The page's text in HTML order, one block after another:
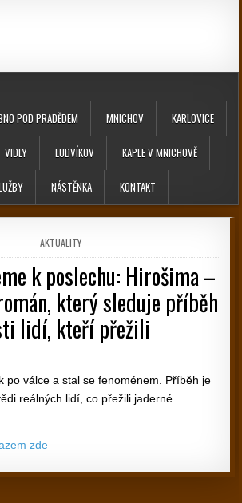
POD PRADĚDEM MNICHOV KARLOVICE
VIDLY LUDVÍKOV KAPLE V MNICHOVĚ
NÁSTĚNKA KONTAKT
POSTED IN
AKTUALITY
k poslechu: Hirošima –
který sleduje příběh
lidí, kteří přežili
po válce a stal se fenoménem. Příběh je
reálných lidí, co přežili jaderné
zde